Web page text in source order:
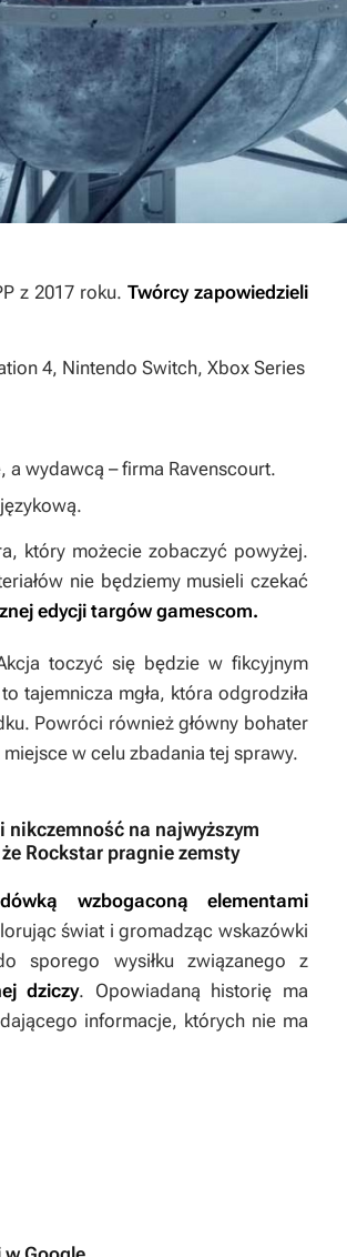
z 2017 roku. Twórcy zapowiedzieli
4, Nintendo Switch, Xbox Series
wydawcą – firma Ravenscourt.
który możecie zobaczyć powyżej.
nie będziemy musieli czekać
edycji targów gamescom.
toczyć się będzie w fikcyjnym
tajemnicza mgła, która odgrodziła
Powróci również główny bohater
w celu zbadania tej sprawy.
nikczemność na najwyższym
Rockstar pragnie zemsty
wzbogaconą elementami
świat i gromadząc wskazówki
sporego wysiłku związanego z
dziczy. Opowiadaną historię ma
informacje, których nie ma